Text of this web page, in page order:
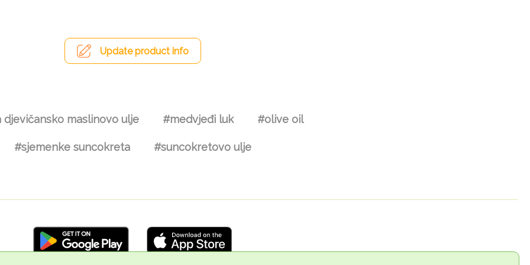
Update product info
djevičansko maslinovo ulje #medvjeđi luk #olive oil
#sjemenke suncokreta #suncokretovo ulje